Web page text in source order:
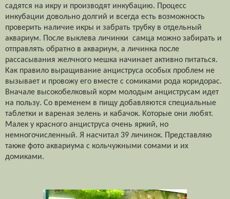
садятся на икру и производят инкубацию. Процесс
инкубации довольно долгий и всегда есть возможность
проверить наличие икры и забрать трубку в отдельный
аквариум. После выклева личинки самца можно забирать и
отправлять обратно в аквариум, а личинка после
рассасывания желчного мешка начинает активно питаться.
Как правило выращивание анциструса особых проблем не
вызывает и провожу его вместе с сомиками рода коридорас.
Вначале высокобелковый корм молодым анциструсам идет
на пользу. Со временем в пищу добавляются специальные
таблетки и вареная зелень и кабачок. Которые они любят.
Малек у красного анциструса очень яркий, но
немногочисленный. Я насчитал 39 личинок. Представляю
также фото аквариума с кольчужными сомами и их
домиками.